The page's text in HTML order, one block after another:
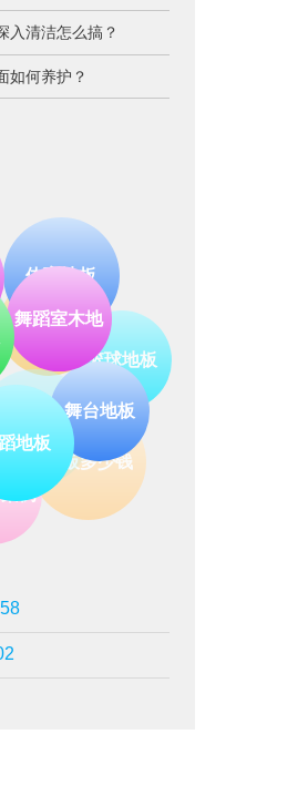
入清洁怎么搞？
如何养护？
板
板
体育地板
篮球地板
地板多少钱
例
地板
舞蹈室木地
板
舞台地板
舞蹈地板